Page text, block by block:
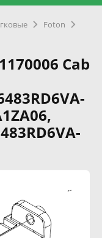
Foton
Cab